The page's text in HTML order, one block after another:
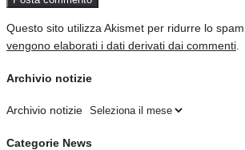
Questo sito utilizza Akismet per ridurre lo spam.
vengono elaborati i dati derivati dai commenti
Archivio notizie
Archivio notizie
Categorie News